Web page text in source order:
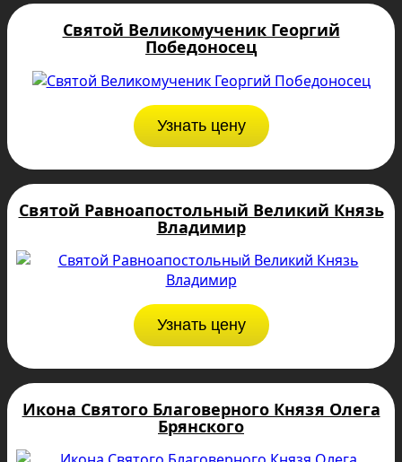
Святой Великомученик Георгий
Победоносец
Узнать цену
Святой Равноапостольный Великий Князь
Владимир
Узнать цену
Икона Святого Благоверного Князя Олега
Брянского